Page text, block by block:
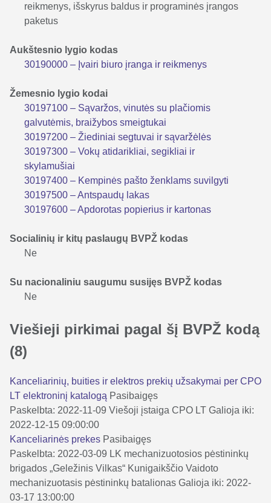
reikmenys, išskyrus baldus ir programinės įrangos
paketus
Aukštesnio lygio kodas
30190000 – Įvairi biuro įranga ir reikmenys
Žemesnio lygio kodai
30197100 – Sąvaržos, vinutės su plačiomis
galvutėmis, braižybos smeigtukai
30197200 – Žiediniai segtuvai ir sąvaržėlės
30197300 – Vokų atidarikliai, segikliai ir
skylamušiai
30197400 – Kempinės pašto ženklams suvilgyti
30197500 – Antspaudų lakas
30197600 – Apdorotas popierius ir kartonas
Socialinių ir kitų paslaugų BVPŽ kodas
Ne
Su nacionaliniu saugumu susijęs BVPŽ kodas
Ne
Viešieji pirkimai pagal šį BVPŽ kodą
(8)
Kanceliarinių, buities ir elektros prekių užsakymai per CPO
LT elektroninį katalogą Pasibaigęs
Paskelbta: 2022-11-09 Viešoji įstaiga CPO LT Galioja iki:
2022-12-15 09:00:00
Kanceliarinės prekes Pasibaigęs
Paskelbta: 2022-03-09 LK mechanizuotosios pėstininkų
brigados „Geležinis Vilkas“ Kunigaikščio Vaidoto
mechanizuotasis pėstininkų batalionas Galioja iki: 2022-
03-17 13:00:00